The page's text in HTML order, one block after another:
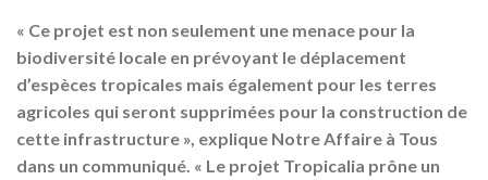
« Ce projet est non seulement une menace pour la
biodiversité locale en prévoyant le déplacement
d’espèces tropicales mais également pour les terres
agricoles qui seront supprimées pour la construction de
cette infrastructure », explique Notre Affaire à Tous
dans un communiqué. « Le projet Tropicalia prône un